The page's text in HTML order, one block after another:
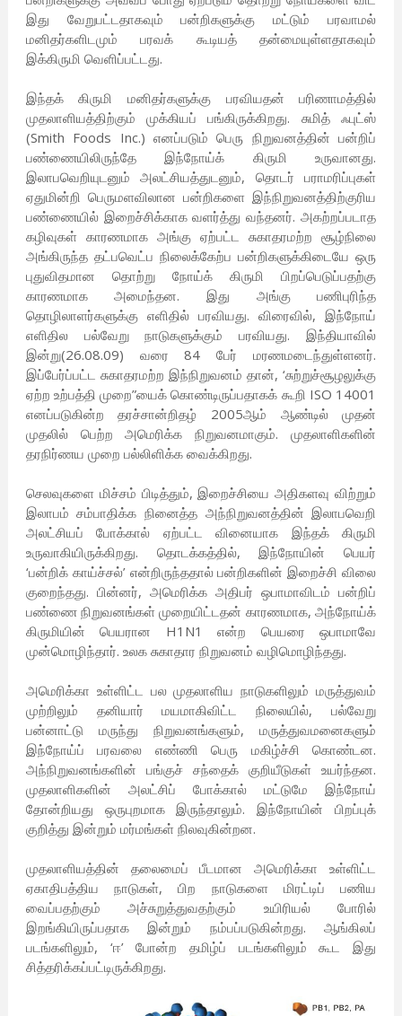
இது வேறுபட்டதாகவும் பன்றிகளுக்கு மட்டும் பரவாமல்
மனிதர்களிடமும் பரவக் கூடியத் தன்மையுள்ளதாகவும்
இக்கிருமி வெளிப்பட்டது.
இந்தக் கிருமி மனிதர்களுக்கு பரவியதன் பரிணாமத்தில்
முதலாளியத்திற்கும் முக்கியப் பங்கிருக்கிறது. சுமித் ஃபுட்ஸ்
(Smith Foods Inc.) எனப்படும் பெரு நிறுவனத்தின் பன்றிப்
பண்ணையிலிருந்தே இந்நோய்க் கிருமி உருவானது.
இலாபவெறியுடனும் அலட்சியத்துடனும், தொடர் பராமரிப்புகள்
ஏதுமின்றி பெருமளவிலான பன்றிகளை இந்நிறுவனத்திற்குரிய
பண்ணையில் இறைச்சிக்காக வளர்த்து வந்தனர். அகற்றப்படாத
கழிவுகள் காரணமாக அங்கு ஏற்பட்ட சுகாதரமற்ற சூழ்நிலை
அங்கிருந்த தட்பவெட்ப நிலைக்கேற்ப பன்றிகளுக்கிடையே ஒரு
புதுவிதமான தொற்று நோய்க் கிருமி பிறப்பெடுப்பதற்கு
காரணமாக அமைந்தன. இது அங்கு பணிபுரிந்த
தொழிலாளர்களுக்கு எளிதில் பரவியது. விரைவில், இந்நோய்
எளிதில பல்வேறு நாடுகளுக்கும் பரவியது. இந்தியாவில்
இன்று(26.08.09) வரை 84 பேர் மரணமடைந்துள்ளனர்.
இப்பேர்ப்பட்ட சுகாதரமற்ற இந்நிறுவனம் தான், ‘சுற்றுச்சூழலுக்கு
ஏற்ற உற்பத்தி முறை”யைக் கொண்டிருப்பதாகக் கூறி ISO 14001
எனப்படுகின்ற தரச்சான்றிதழ் 2005ஆம் ஆண்டில் முதன்
முதலில் பெற்ற அமெரிக்க நிறுவனமாகும். முதலாளிகளின்
தரநிர்ணய முறை பல்லிளிக்க வைக்கிறது.
செலவுகளை மிச்சம் பிடித்தும், இறைச்சியை அதிகளவு விற்றும்
இலாபம் சம்பாதிக்க நினைத்த அந்நிறுவனத்தின் இலாபவெறி
அலட்சியப் போக்கால் ஏற்பட்ட வினையாக இந்தக் கிருமி
உருவாகியிருக்கிறது. தொடக்கத்தில், இந்நோயின் பெயர்
‘பன்றிக் காய்ச்சல்’ என்றிருந்ததால் பன்றிகளின் இறைச்சி விலை
குறைந்தது. பின்னர், அமெரிக்க அதிபர் ஒபாமாவிடம் பன்றிப்
பண்ணை நிறுவனங்கள் முறையிட்டதன் காரணமாக, அந்நோய்க்
கிருமியின் பெயரான H1N1 என்ற பெயரை ஒபாமாவே
முன்மொழிந்தார். உலக சுகாதார நிறுவனம் வழிமொழிந்தது.
அமெரிக்கா உள்ளிட்ட பல முதலாளிய நாடுகளிலும் மருத்துவம்
முற்றிலும் தனியார் மயமாகிவிட்ட நிலையில், பல்வேறு
பன்னாட்டு மருந்து நிறுவனங்களும், மருத்துவமனைகளும்
இந்நோய்ப் பரவலை எண்ணி பெரு மகிழ்ச்சி கொண்டன.
அந்நிறுவனங்களின் பங்குச் சந்தைக் குறியீடுகள் உயர்ந்தன.
முதலாளிகளின் அலட்சிப் போக்கால் மட்டுமே இந்நோய்
தோன்றியது ஒருபுறமாக இருந்தாலும். இந்நோயின் பிறப்புக்
குறித்து இன்றும் மர்மங்கள் நிலவுகின்றன.
முதலாளியத்தின் தலைமைப் பீடமான அமெரிக்கா உள்ளிட்ட
ஏகாதிபத்திய நாடுகள், பிற நாடுகளை மிரட்டிப் பணிய
வைப்பதற்கும் அச்சுறுத்துவதற்கும் உயிரியல் போரில்
இறங்கியிருப்பதாக இன்றும் நம்பப்படுகின்றது. ஆங்கிலப்
படங்களிலும், ‘ஈ’ போன்ற தமிழ்ப் படங்களிலும் கூட இது
சித்தரிக்கப்பட்டிருக்கிறது.